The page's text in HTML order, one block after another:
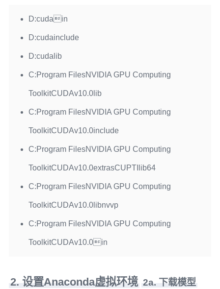
D:cudain
D:cudainclude
D:cudalib
C:Program FilesNVIDIA GPU Computing
ToolkitCUDAv10.0lib
C:Program FilesNVIDIA GPU Computing
ToolkitCUDAv10.0include
C:Program FilesNVIDIA GPU Computing
ToolkitCUDAv10.0extrasCUPTIlib64
C:Program FilesNVIDIA GPU Computing
ToolkitCUDAv10.0libnvvp
C:Program FilesNVIDIA GPU Computing
ToolkitCUDAv10.0in
2. 设置Anaconda虚拟环境 2a. 下载模型